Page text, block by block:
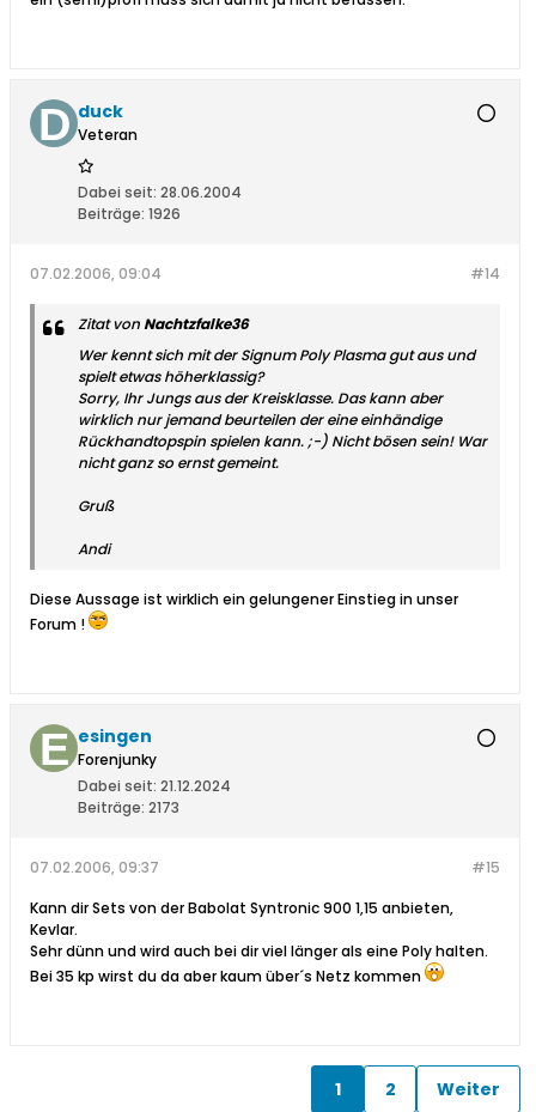
duck
Veteran
Dabei seit: 28.06.2004
Beiträge: 1926
#14
07.02.2006, 09:04
Zitat vonNachtzfalke36
Wer kennt sich mit der Signum Poly Plasma gut aus und
spielt etwas höherklassig?
Sorry, Ihr Jungs aus der Kreisklasse. Das kann aber
wirklich nur jemand beurteilen der eine einhändige
Rückhandtopspin spielen kann. ;-) Nicht bösen sein! War
nicht ganz so ernst gemeint.
Gruß
Andi
Diese Aussage ist wirklich ein gelungener Einstieg in unser
Forum !
esingen
Forenjunky
Dabei seit: 21.12.2024
Beiträge: 2173
#15
07.02.2006, 09:37
Kann dir Sets von der Babolat Syntronic 900 1,15 anbieten,
Kevlar.
Sehr dünn und wird auch bei dir viel länger als eine Poly halten.
Bei 35 kp wirst du da aber kaum über´s Netz kommen
1 2 Weiter